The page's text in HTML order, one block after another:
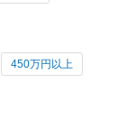
450万円以上